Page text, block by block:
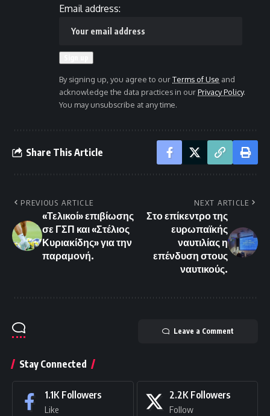
Email address:
By signing up, you agree to ourTerms of Use and
acknowledge the data practices in ourPrivacy Policy.
You may unsubscribe at any time.
Share This Article
PREVIOUS ARTICLE
«Τελικοί» επιβίωσης
σε ΓΣΠ και «Στέλιος
Κυριακίδης» για την
παραμονή.
NEXT ARTICLE
Στο επίκεντρο της
ευρωπαϊκής
ναυτιλίας η
επένδυση στους
ναυτικούς.
Leave a Comment
Stay Connected
1.1K Followers
Like
2.2K Followers
Follow